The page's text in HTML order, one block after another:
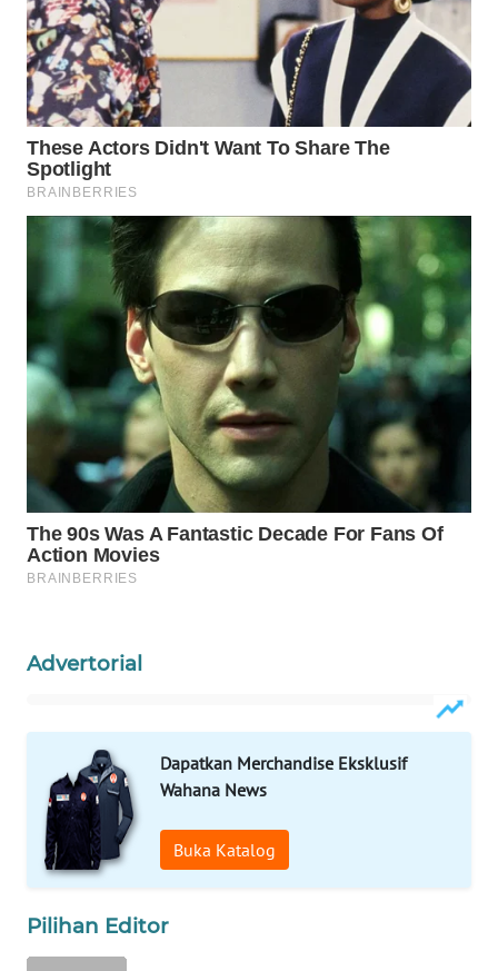
Advertorial
Dapatkan Merchandise Eksklusif
Wahana News
Buka Katalog
Pilihan Editor
WAHANA
LISTRIK
WAHANA
TRAVEL
WAHANA
TV
WAHANANEWS
ID
WAHANANEWS
CO ID
WAHANANEWS
NET
WAHANA
SPORT
WAHANA
PERSONA
WAHANA
OTOMOTIF
WAHANA
HEALTH